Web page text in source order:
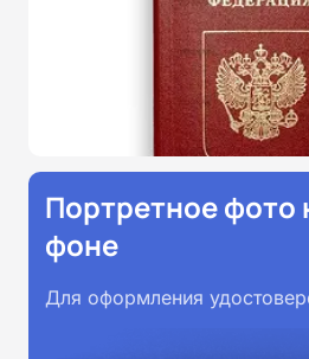
Портретное фото
фоне
Для оформления